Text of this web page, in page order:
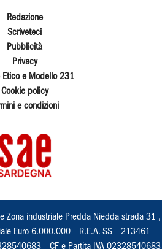
Redazione
Scriveteci
Pubblicità
Privacy
Etico e Modello 231
Cookie policy
e condizioni
Zona industriale Predda Niedda strada 31 ,
Euro 6.000.000 – R.E.A. SS – 213461 –
– CF e Partita IVA 02328540683